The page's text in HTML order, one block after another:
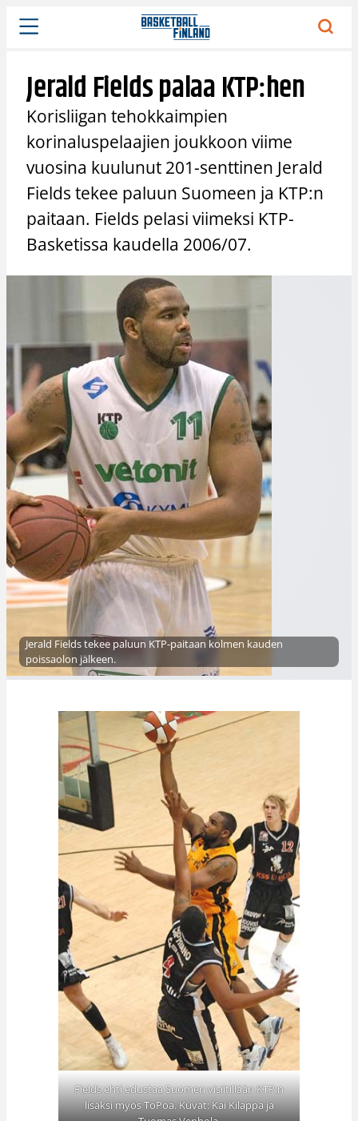
Siirry
sisältöön
Jerald Fields palaa KTP:hen
Korisliigan tehokkaimpien
korinaluspelaajien joukkoon viime
vuosina kuulunut 201-senttinen Jerald
Fields tekee paluun Suomeen ja KTP:n
paitaan. Fields pelasi viimeksi KTP-
Basketissa kaudella 2006/07.
Jerald Fields tekee paluun KTP-paitaan kolmen kauden
poissaolon jälkeen.
Fields ehti edustaa Suomen visiitillään KTP:n
lisäksi myös ToPoa. Kuvat: Kai Kilappa ja